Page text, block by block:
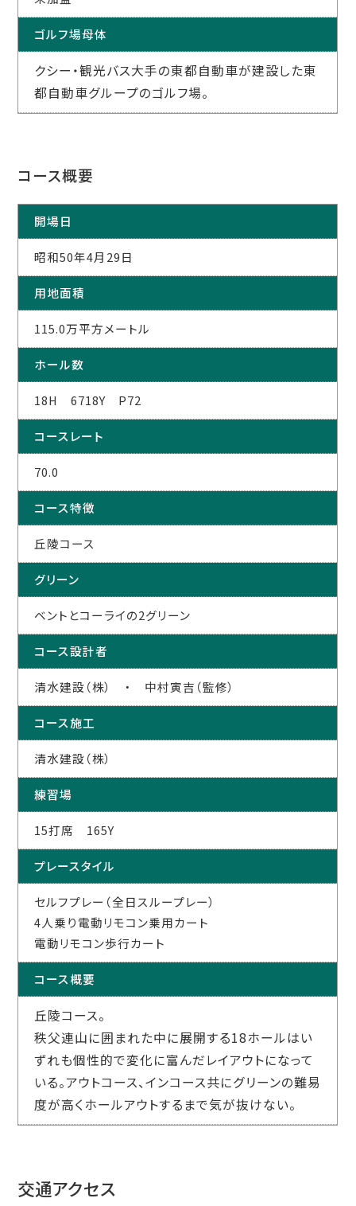
ゴルフ場母体
クシー・観光バス大手の東都自動車が建設した東
都自動車グループのゴルフ場。
コース概要
開場日
昭和50年4月29日
用地面積
115.0万平方メートル
ホール数
18H 6718Y P72
コースレート
70.0
コース特徴
丘陵コース
グリーン
ベントとコーライの2グリーン
コース設計者
清水建設（株） ・ 中村寅吉（監修）
コース施工
清水建設（株）
練習場
15打席 165Y
プレースタイル
セルフプレー（全日スループレー）
4人乗り電動リモコン乗用カート
電動リモコン歩行カート
コース概要
丘陵コース。
秩父連山に囲まれた中に展開する18ホールはい
ずれも個性的で変化に富んだレイアウトになって
いる。アウトコース、インコース共にグリーンの難易
度が高くホールアウトするまで気が抜けない。
交通アクセス